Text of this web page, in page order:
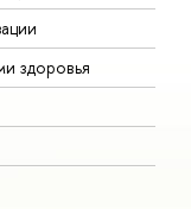
здоровья